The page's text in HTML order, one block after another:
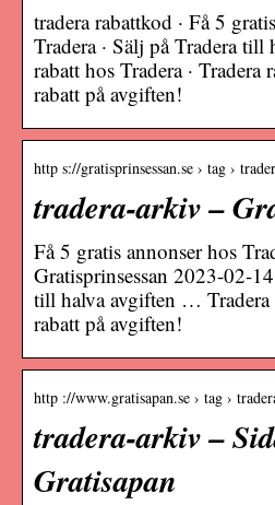
tradera rabattkod · Få 5
Tradera · Sälj på Tradera till
rabatt hos Tradera · Tradera
rabatt på avgiften!
http s://gratisprinsessan.se › tag ›
tradera-arkiv –
Få 5 gratis annonser hos
Gratisprinsessan 2023-02-
till halva avgiften … Tradera
rabatt på avgiften!
http ://www.gratisapan.se › tag ›
tradera-arkiv –
Gratisapan